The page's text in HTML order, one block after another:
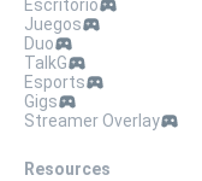
Escritorio
Juegos
Duo
TalkG
Esports
Gigs
Streamer Overlay
Resources